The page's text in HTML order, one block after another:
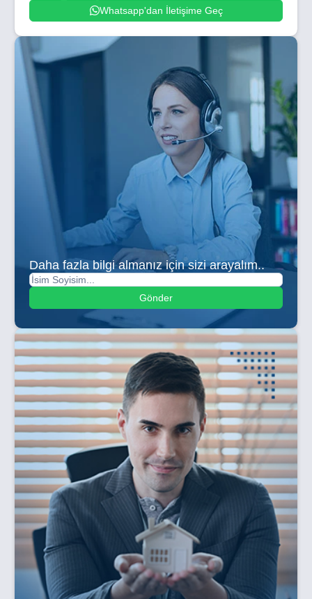
Whatsapp'dan İletişime Geç
Daha fazla bilgi almanız için sizi arayalım..
Gönder